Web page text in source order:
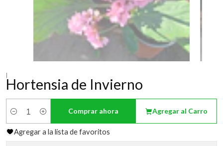
|
Hortensia de Invierno
Cantidad
Agregar al Carro
Comprar ahora
Agregar a la lista de favoritos